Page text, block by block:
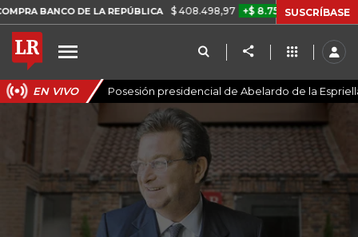
DE LA REPÚBLICA $ 408.498,97 +$ 8.753,81 +2,19% TASA DE
SUSCRÍBASE
EN VIVO Posesión presidencial de Abelardo de la